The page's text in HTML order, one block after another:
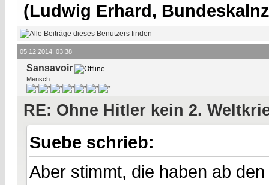
(Ludwig Erhard,
05.12.2014, 03:38
Sansavoir
Mensch
RE: Ohne Hitler kein 2.
Suebe schrieb:
Aber stimmt, die haben ab